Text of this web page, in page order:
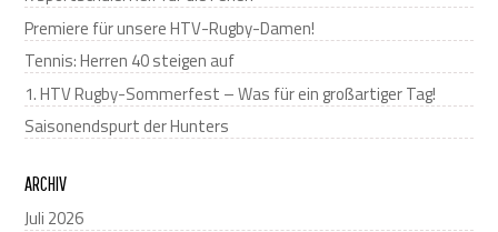
Premiere für unsere HTV-Rugby-Damen!
Tennis: Herren 40 steigen auf
1. HTV Rugby-Sommerfest – Was für ein großartiger Tag!
Saisonendspurt der Hunters
ARCHIV
Juli 2026